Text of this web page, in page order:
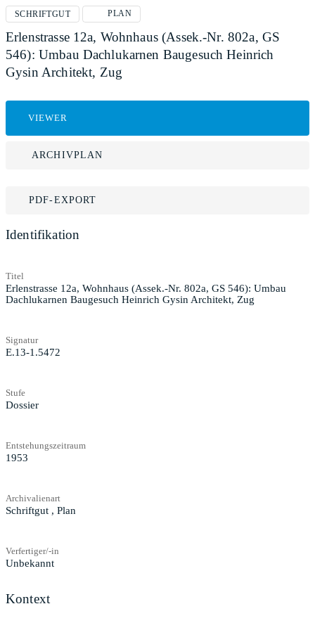
SCHRIFTGUT PLAN
Erlenstrasse 12a, Wohnhaus (Assek.-Nr. 802a, GS
546): Umbau Dachlukarnen Baugesuch Heinrich
Gysin Architekt, Zug
VIEWER
ARCHIVPLAN
PDF-EXPORT
Identifikation
Titel
Erlenstrasse 12a, Wohnhaus (Assek.-Nr. 802a, GS 546): Umbau
Dachlukarnen Baugesuch Heinrich Gysin Architekt, Zug
Signatur
E.13-1.5472
Stufe
Dossier
Entstehungszeitraum
1953
Archivalienart
Schriftgut , Plan
Verfertiger/-in
Unbekannt
Kontext